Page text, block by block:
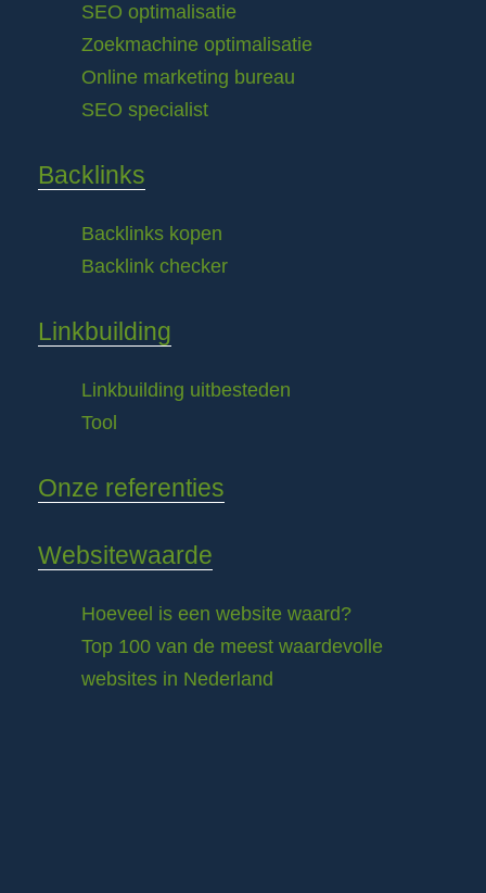
SEO optimalisatie
Zoekmachine optimalisatie
Online marketing bureau
SEO specialist
Backlinks
Backlinks kopen
Backlink checker
Linkbuilding
Linkbuilding uitbesteden
Tool
Onze referenties
Websitewaarde
Hoeveel is een website waard?
Top 100 van de meest waardevolle
websites in Nederland